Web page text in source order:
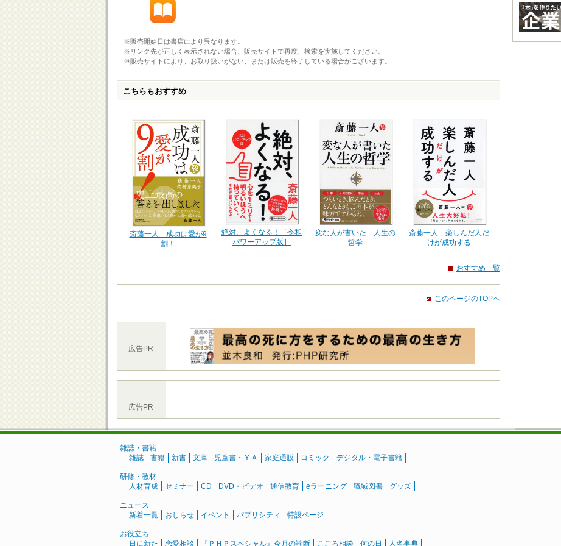
※販売開始日は書店により異なります。
※リンク先が正しく表示されない場合、販売サイトで再度、検索を実施してください。
※販売サイトにより、お取り扱いがない、または販売を終了している場合がございます。
こちらもおすすめ
斎藤一人 成功は愛が9
割！
絶対、よくなる！［令和
パワーアップ版］
変な人が書いた 人生の
哲学
斎藤一人 楽しんだ人だ
けが成功する
おすすめ一覧
このページのTOPへ
広告PR
広告PR
雑誌・書籍
雑誌
書籍 新書 文庫 児童書・ＹＡ 家庭通販 コミック デジタル・電子書籍
研修・教材
人材育成
セミナー CD DVD・ビデオ 通信教育 eラーニング 職域図書 グッズ
ニュース
新着一覧
おしらせ イベント パブリシティ 特設ページ
お役立ち
日に新た
恋愛相談 『ＰＨＰスペシャル』今月の診断 こころ相談 何の日 人名事典